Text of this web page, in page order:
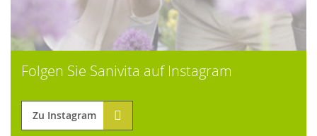
Folgen Sie Sanivita auf Instagram
Zu Instagram